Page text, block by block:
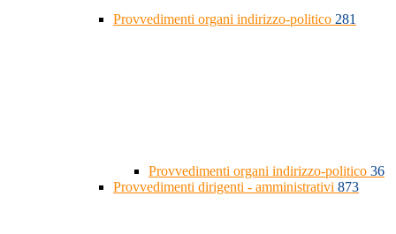
Provvedimenti organi indirizzo-politico 281
Provvedimenti organi indirizzo-politico 36
Provvedimenti dirigenti - amministrativi 873